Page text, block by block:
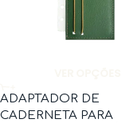
ADAPTADOR DE
CADERNETA PARA